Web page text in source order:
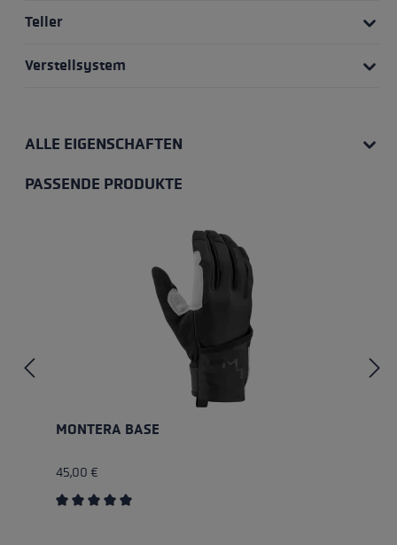
Teller
Verstellsystem
ALLE EIGENSCHAFTEN
PASSENDE PRODUKTE
MONTERA BASE
45,00 €